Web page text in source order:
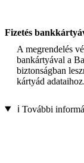
Fizetés
A megrendelés
bankártyával a
biztonságban
kártyád adataihoz.
ℹ️ További